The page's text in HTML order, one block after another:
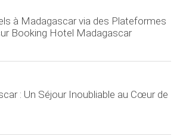
à Madagascar via des Plateformes
Booking Hotel Madagascar
: Un Séjour Inoubliable au Cœur de